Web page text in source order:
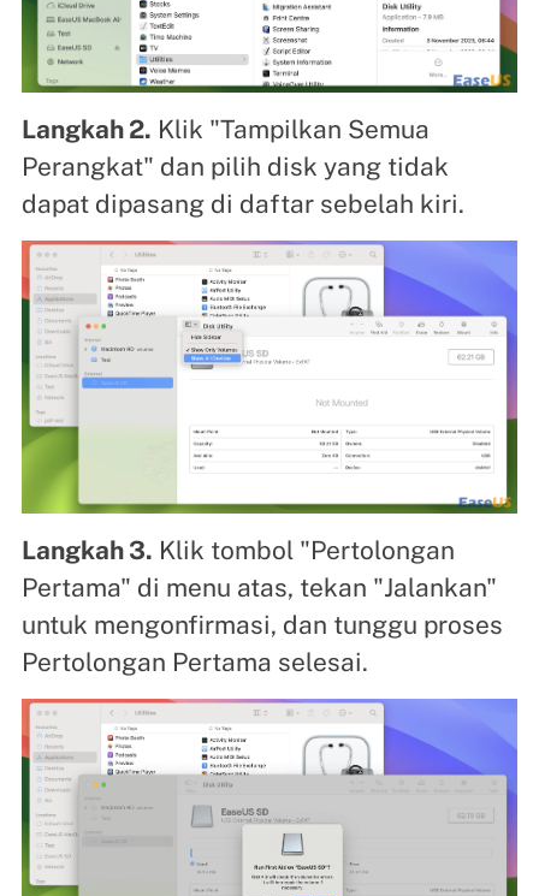
Langkah 2. Klik "Tampilkan Semua
Perangkat" dan pilih disk yang tidak
dapat dipasang di daftar sebelah kiri.
Langkah 3. Klik tombol "Pertolongan
Pertama" di menu atas, tekan "Jalankan"
untuk mengonfirmasi, dan tunggu proses
Pertolongan Pertama selesai.